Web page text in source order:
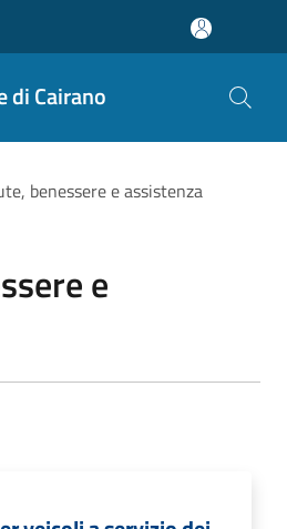
di Cairano
benessere e assistenza
e